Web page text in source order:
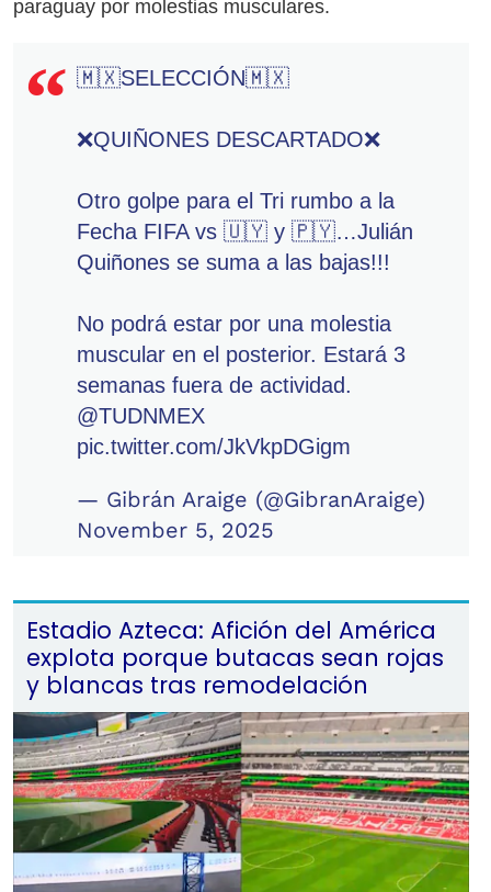
paraguay por molestias musculares.
🇲🇽SELECCIÓN🇲🇽
❌QUIÑONES DESCARTADO❌
Otro golpe para el Tri rumbo a la
Fecha FIFA vs 🇺🇾 y 🇵🇾…Julián
Quiñones se suma a las bajas!!!
No podrá estar por una molestia
muscular en el posterior. Estará 3
semanas fuera de actividad.
@TUDNMEX
pic.twitter.com/JkVkpDGigm
— Gibrán Araige (@GibranAraige)
November 5, 2025
Estadio Azteca: Afición del América
explota porque butacas sean rojas
y blancas tras remodelación